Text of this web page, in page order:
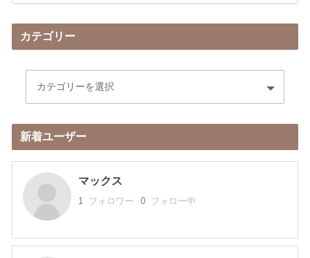
カテゴリー
新着ユーザー
マックス
1 フォロワー 0 フォロー中